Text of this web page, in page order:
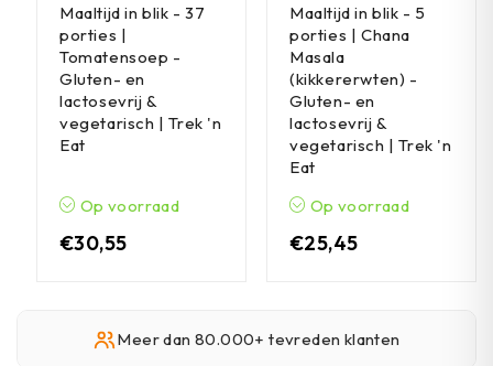
Maaltijd in blik - 37
porties |
Tomatensoep -
Gluten- en
lactosevrij &
vegetarisch | Trek 'n
Eat
Op voorraad
€30,55
Maaltijd in blik - 5
porties | Chana
Masala
(kikkererwten) -
Gluten- en
lactosevrij &
vegetarisch | Trek 'n
Eat
Op voorraad
€25,45
Meer dan 80.000+ tevreden klanten